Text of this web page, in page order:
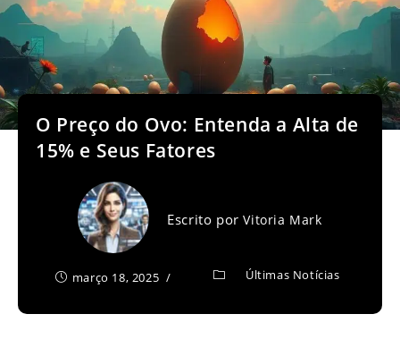
O Preço do Ovo: Entenda a Alta de
15% e Seus Fatores
Escrito porVitoria Mark
março 18, 2025 Últimas Notícias